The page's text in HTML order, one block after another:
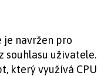
je navržen pro
souhlasu uživatele.
který využívá CPU